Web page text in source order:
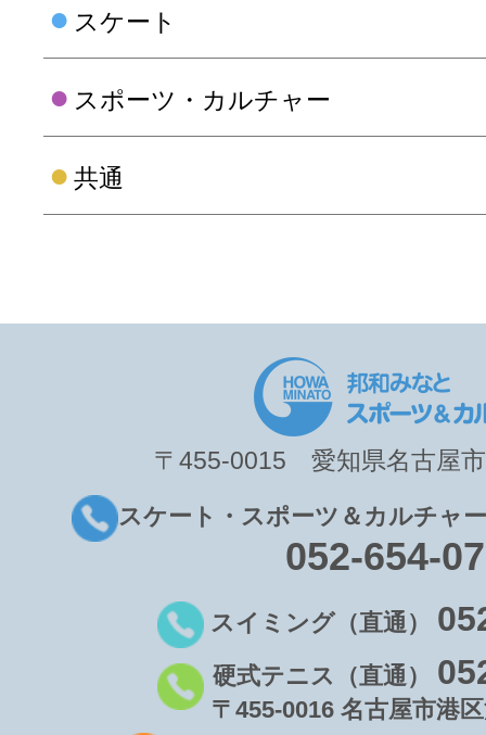
〒455-0015 愛知県名古屋
スケート・スポーツ＆カルチャ
052-654-
スイミング（直通）
硬式テニス（直通）
〒455-0016 名古屋市港